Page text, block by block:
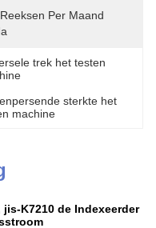
Per Maand
trek het testen
sterkte het
machine
K7210 de Indexeerder